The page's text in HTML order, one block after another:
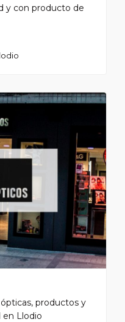
y con producto de
productos y
en Llodio